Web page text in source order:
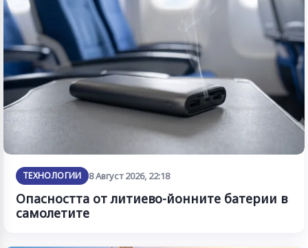
ТЕХНОЛОГИИ 8 Август 2026, 22:18
Опасността от литиево-йонните батерии в
самолетите